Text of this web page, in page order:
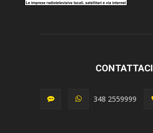
CONTATTACI
348 2559999